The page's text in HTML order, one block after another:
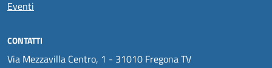
Eventi
CONTATTI
Via Mezzavilla Centro, 1 - 31010 Fregona TV